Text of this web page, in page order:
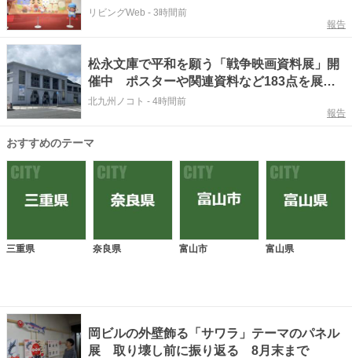
リビングWeb - 3時間前
報告
松永文庫で平和を願う「戦争映画資料展」開
催中 ポスターや関連資料など183点を展示
【北九州市門司区】
北九州ノコト - 4時間前
報告
おすすめのテーマ
三重県 奈良県 富山市 富山県
岡ビルの外壁飾る「サワラ」テーマのパネル
展 取り壊し前に振り返る 8月末まで